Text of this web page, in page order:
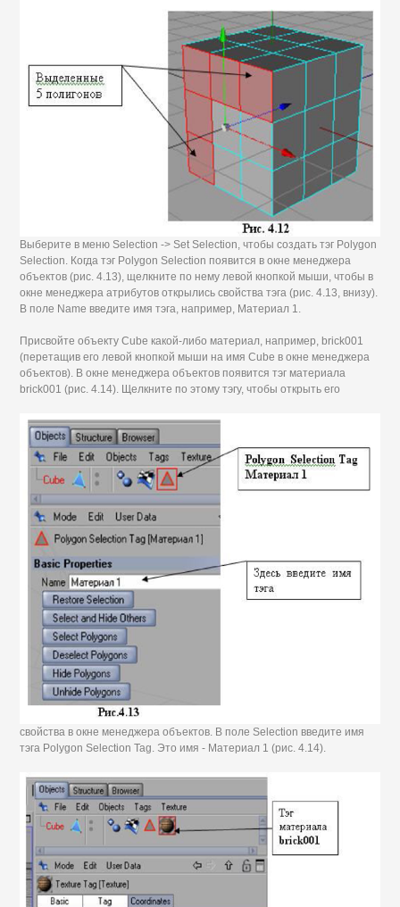
Выберите в меню Selection -> Set Selection, чтобы создать тэг Polygon
Selection. Когда тэг Polygon Selection появится в окне менеджера
объектов (рис. 4.13), щелкните по нему левой кнопкой мыши, чтобы в
окне менеджера атрибутов открылись свойства тэга (рис. 4.13, внизу).
В поле Name введите имя тэга, например, Материал 1.
Присвойте объекту Cube какой-либо материал, например, brick001
(перетащив его левой кнопкой мыши на имя Cube в окне менеджера
объектов). В окне менеджера объектов появится тэг материала
brick001 (рис. 4.14). Щелкните по этому тэгу, чтобы открыть его
свойства в окне менеджера объектов. В поле Selection введите имя
тэга Polygon Selection Tag. Это имя - Материал 1 (рис. 4.14).